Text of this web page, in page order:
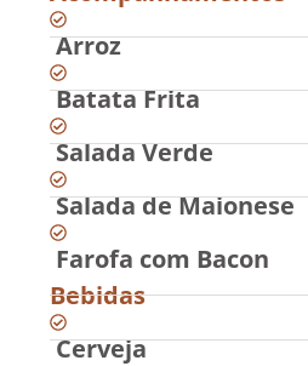
Arroz
Batata Frita
Salada Verde
Salada de Maionese
Farofa com Bacon
Bebidas
Cerveja